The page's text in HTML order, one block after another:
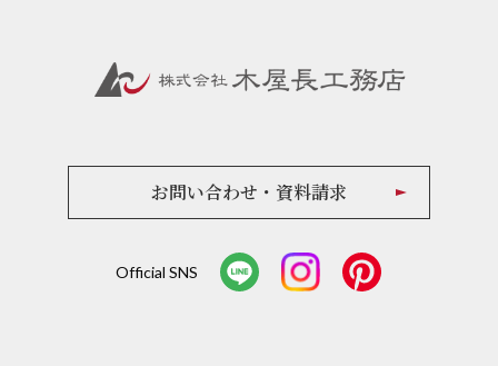
お問い合わせ・資料請求
Official SNS